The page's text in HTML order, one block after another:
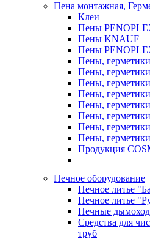
Пена монтажная,
Клеи
Пены
Пены KNAUF
Пены
Пены,
Пены,
Пены,
Пены,
Пены,
Пены,
Пены,
Пены,
Продукция
Печное оборудование
Печное литье
Печное литье
Печные
Средства для
труб